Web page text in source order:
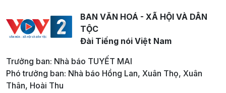
BAN VĂN HOÁ - XÃ HỘI VÀ DÂN
TỘC
Đài Tiếng nói Việt Nam
Trưởng ban: Nhà báo TUYẾT MAI
Phó trưởng ban: Nhà báo Hồng Lan, Xuân Thọ, Xuân
Thân, Hoài Thu